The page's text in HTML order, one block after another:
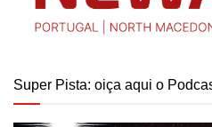
Super Pista: oiça aqui o